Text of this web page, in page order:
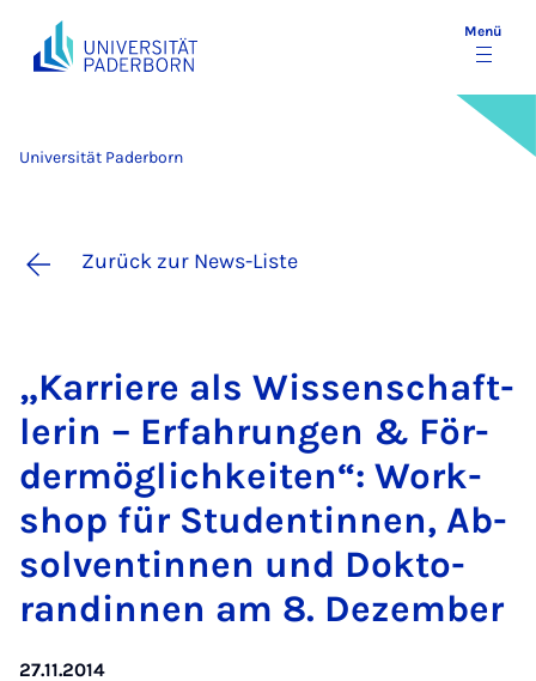
Menü
Universität Paderborn
Zurück zur News-Liste
„Kar­rie­re als Wis­sen­schaft­
le­rin – Er­fah­run­gen & För­
der­mög­lich­kei­ten“: Work­
shop für Stu­den­tin­nen, Ab­
sol­ven­tin­nen und Dok­to­
ran­din­nen am 8. De­zem­ber
27.11.2014